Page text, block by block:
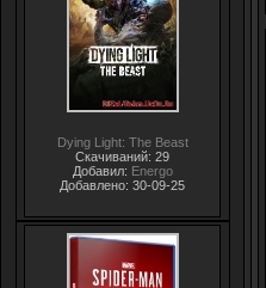
Dying Light: The Beast
Скачиваний: 29
Добавил: Energo
Добавлено: 30-09-25